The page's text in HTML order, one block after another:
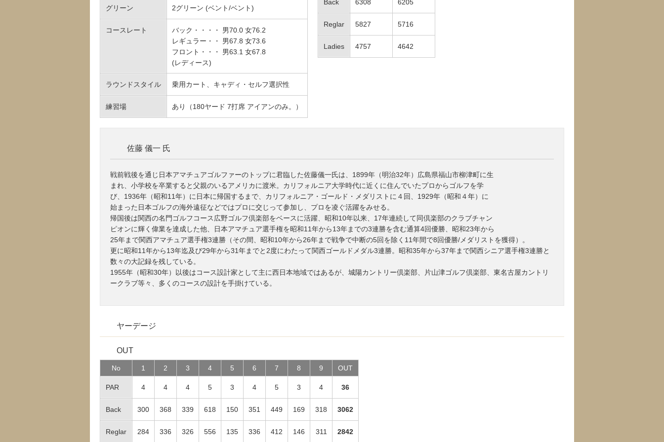
グリーン 2グリーン (ベント/ベント)
コースレート
バック・・・・ 男70.0 女76.2
レギュラー・・ 男67.8 女73.6
フロント・・・ 男63.1 女67.8
(レディース)
ラウンドスタイル 乗用カート、キャディ・セルフ選択性
練習場 あり（180ヤード 7打席 アイアンのみ。）
Back 6308 6205
Reglar 5827 5716
Ladies 4757 4642
佐藤 儀一 氏
戦前戦後を通じ日本アマチュアゴルファーのトップに君臨した佐藤儀一氏は、1899年（明治32年）広島県福山市柳津町に生
まれ、小学校を卒業すると父親のいるアメリカに渡米。カリフォルニア大学時代に近くに住んでいたプロからゴルフを学
び、1936年（昭和11年）に日本に帰国するまで、カリフォルニア・ゴールド・メダリストに４回、1929年（昭和４年）に
始まった日本ゴルフの海外遠征などではプロに交じって参加し、プロを凌ぐ活躍をみせる。
帰国後は関西の名門ゴルフコース広野ゴルフ倶楽部をベースに活躍、昭和10年以来、17年連続して同倶楽部のクラブチャン
ピオンに輝く偉業を達成した他、日本アマチュア選手権を昭和11年から13年までの3連勝を含む通算4回優勝、昭和23年から
25年まで関西アマチュア選手権3連勝（その間、昭和10年から26年まで戦争で中断の5回を除く11年間で8回優勝/メダリストを獲得）。
更に昭和11年から13年迄及び29年から31年までと2度にわたって関西ゴールドメダル3連勝。昭和35年から37年まで関西シニア選手権3連勝と
数々の大記録を残している。
1955年（昭和30年）以後はコース設計家として主に西日本地域ではあるが、城陽カントリー倶楽部、片山津ゴルフ倶楽部、東名古屋カントリ
ークラブ等々、多くのコースの設計を手掛けている。
ヤーデージ
OUT
No 1 2 3 4 5 6 7 8 9 OUT
PAR 4 4 4 5 3 4 5 3 4 36
Back 300 368 339 618 150 351 449 169 318 3062
Reglar 284 336 326 556 135 336 412 146 311 2842